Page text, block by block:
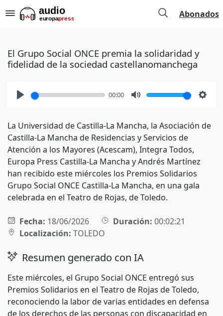
Abonados
El Grupo Social ONCE premia la solidaridad y
fidelidad de la sociedad castellanomanchega
00:00
La Universidad de Castilla-La Mancha, la Asociación de
Castilla-La Mancha de Residencias y Servicios de
Atención a los Mayores (Acescam), Integra Todos,
Europa Press Castilla-La Mancha y Andrés Martínez
han recibido este miércoles los Premios Solidarios
Grupo Social ONCE Castilla-La Mancha, en una gala
celebrada en el Teatro de Rojas, de Toledo.
Fecha: 18/06/2026 Duración: 00:02:21
Localización: TOLEDO
Resumen generado con IA
Este miércoles, el Grupo Social ONCE entregó sus
Premios Solidarios en el Teatro de Rojas de Toledo,
reconociendo la labor de varias entidades en defensa
de los derechos de las personas con discapacidad en